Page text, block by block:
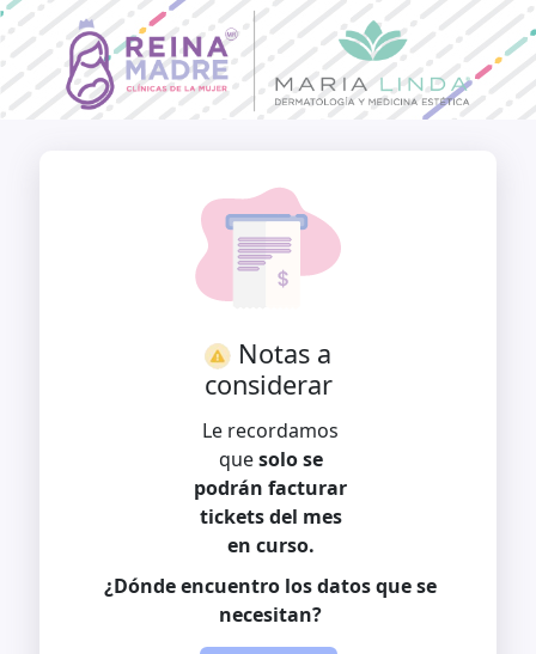
Notas a
considerar
Le recordamos
quesolo se
podrán facturar
tickets del mes
en curso.
¿Dónde encuentro los datos que se
necesitan?